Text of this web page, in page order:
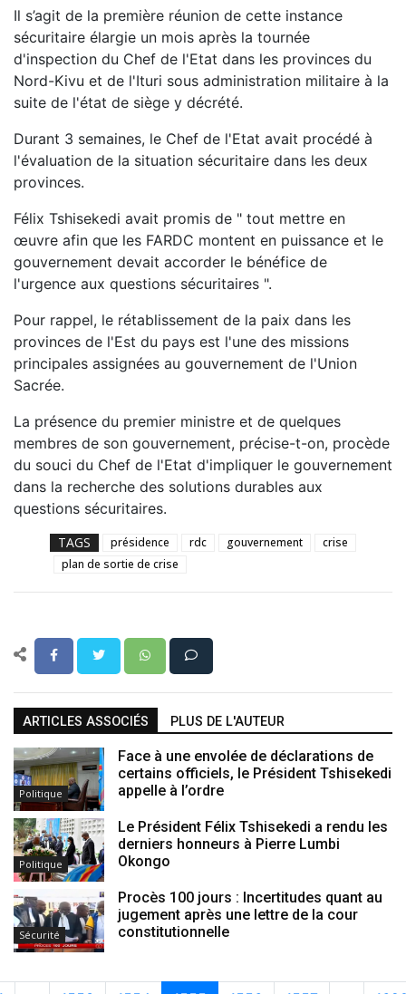
Il s’agit de la première réunion de cette instance
sécuritaire élargie un mois après la tournée
d'inspection du Chef de l'Etat dans les provinces du
Nord-Kivu et de l'Ituri sous administration militaire à la
suite de l'état de siège y décrété.
Durant 3 semaines, le Chef de l'Etat avait procédé à
l'évaluation de la situation sécuritaire dans les deux
provinces.
Félix Tshisekedi avait promis de " tout mettre en
œuvre afin que les FARDC montent en puissance et le
gouvernement devait accorder le bénéfice de
l'urgence aux questions sécuritaires ".
Pour rappel, le rétablissement de la paix dans les
provinces de l'Est du pays est l'une des missions
principales assignées au gouvernement de l'Union
Sacrée.
La présence du premier ministre et de quelques
membres de son gouvernement, précise-t-on, procède
du souci du Chef de l'Etat d'impliquer le gouvernement
dans la recherche des solutions durables aux
questions sécuritaires.
TAGS présidence rdc gouvernement
crise
plan de sortie de crise
ARTICLES ASSOCIÉS PLUS DE L'AUTEUR
Politique
Face à une envolée de déclarations de
certains officiels, le Président Tshisekedi
appelle à l’ordre
Politique
Le Président Félix Tshisekedi a rendu les
derniers honneurs à Pierre Lumbi
Okongo
Sécurité
Procès 100 jours : Incertitudes quant au
jugement après une lettre de la cour
constitutionnelle